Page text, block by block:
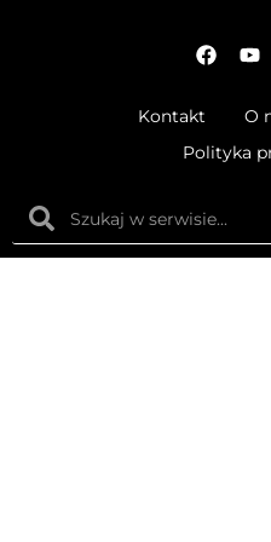
Kontakt O
Polityka